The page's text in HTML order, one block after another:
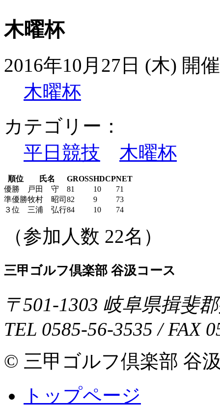
木曜杯
2016年10月27日 (木) 開催
木曜杯
カテゴリー：
平日競技
木曜杯
順位 氏名 GROSSHDCPNET
優勝
戸田 守 81 10
71
準優勝牧村 昭司 82 9
73
３位
三浦 弘行84 10 74
（参加人数 22名）
三甲ゴルフ倶楽部 谷汲コース
〒501-1303 岐阜県揖斐
TEL 0585-56-3535 / FAX
© 三甲ゴルフ倶楽部 谷
トップページ